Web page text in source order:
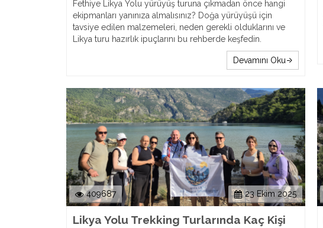
Fethiye Likya Yolu yürüyüş turuna çıkmadan önce hangi
ekipmanları yanınıza almalısınız? Doğa yürüyüşü için
tavsiye edilen malzemeleri, neden gerekli olduklarını ve
Likya turu hazırlık ipuçlarını bu rehberde keşfedin.
Devamını Oku
23 Ekim 2025
409687
Likya Yolu Trekking Turlarında Kaç Kişi